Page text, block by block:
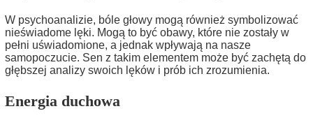
W psychoanalizie, bóle głowy mogą również symbolizować
nieświadome lęki. Mogą to być obawy, które nie zostały w
pełni uświadomione, a jednak wpływają na nasze
samopoczucie. Sen z takim elementem może być zachętą do
głębszej analizy swoich lęków i prób ich zrozumienia.
Energia duchowa